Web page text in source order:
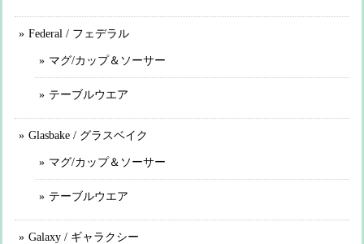
Federal / フェデラル
マグ/カップ＆ソーサー
テーブルウエア
Glasbake / グラスベイク
マグ/カップ＆ソーサー
テーブルウエア
Galaxy / ギャラクシー